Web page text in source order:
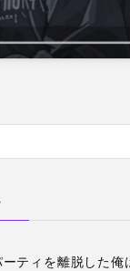
ティを離脱した俺